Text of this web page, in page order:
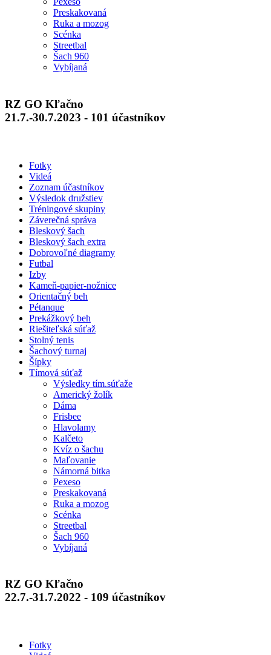
Preskakovaná
Ruka a mozog
Scénka
Streetbal
Šach 960
Vybíjaná
RZ GO Kľačno
21.7.-30.7.2023 - 101 účastníkov
Fotky
Videá
Zoznam účastníkov
Výsledok družstiev
Tréningové skupiny
Záverečná správa
Bleskový šach
Bleskový šach extra
Dobrovoľné diagramy
Futbal
Izby
Kameň-papier-nožnice
Orientačný beh
Pétanque
Prekážkový beh
Riešiteľská súťaž
Stolný tenis
Šachový turnaj
Šípky
Tímová súťaž
Výsledky tím.súťaže
Americký žolík
Dáma
Frisbee
Hlavolamy
Kalčeto
Kvíz o šachu
Maľovanie
Námorná bitka
Pexeso
Preskakovaná
Ruka a mozog
Scénka
Streetbal
Šach 960
Vybíjaná
RZ GO Kľačno
22.7.-31.7.2022 - 109 účastníkov
Fotky